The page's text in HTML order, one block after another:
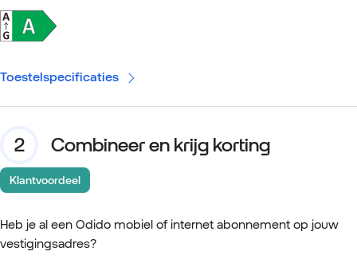
Toestelspecificaties
Combineer en krijg korting
Klantvoordeel
Heb je al een Odido mobiel of internet abonnement op jouw
vestigingsadres?